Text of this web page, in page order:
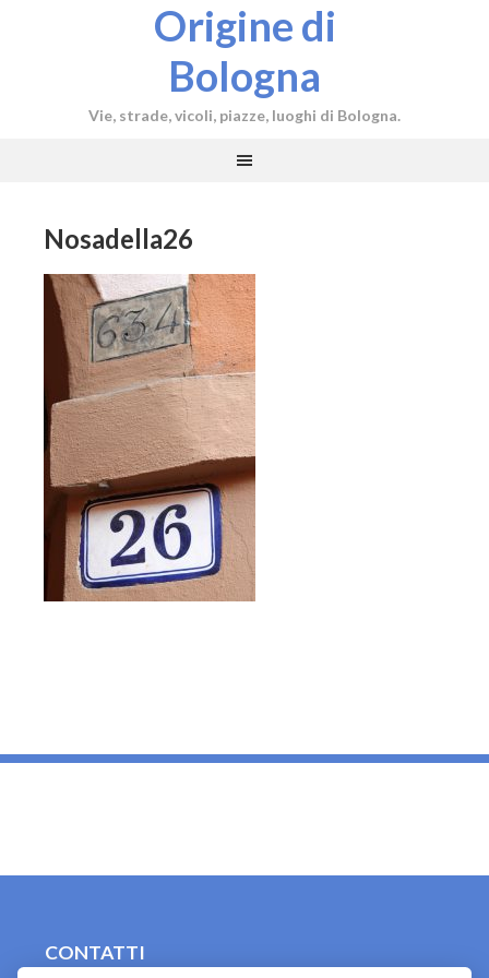
Origine di
Bologna
Vie, strade, vicoli, piazze, luoghi di Bologna.
Nosadella26
CONTATTI